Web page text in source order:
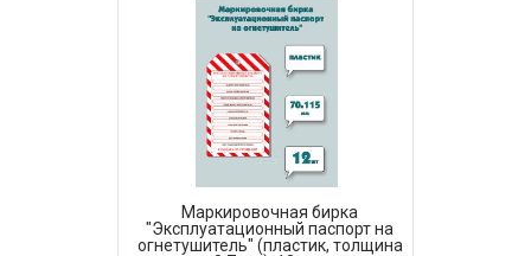
Маркировочная бирка
"Эксплуатационный паспорт на
огнетушитель" (пластик, толщина